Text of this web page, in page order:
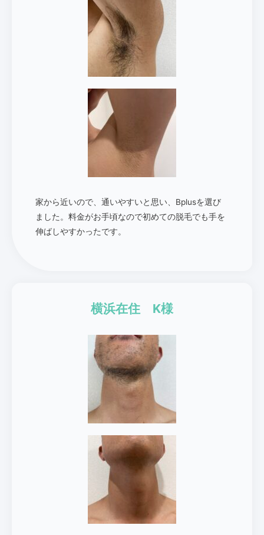
家から近いので、通いやすいと思い、Bplusを選び
ました。料金がお手頃なので初めての脱毛でも手を
伸ばしやすかったです。
横浜在住 K様